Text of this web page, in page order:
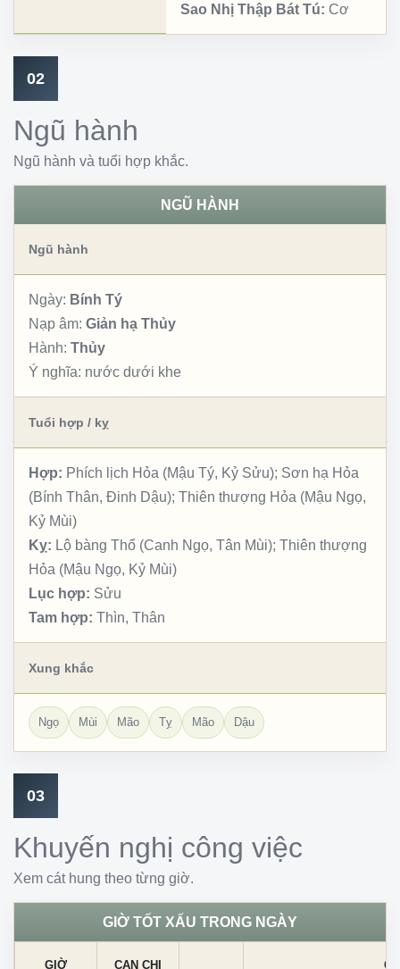
Sao Nhị Thập Bát Tú: Cơ
02
Ngũ hành
Ngũ hành và tuổi hợp khắc.
NGŨ HÀNH
Ngũ hành
Ngày: Bính Tý
Nạp âm: Giản hạ Thủy
Hành: Thủy
Ý nghĩa: nước dưới khe
Tuổi hợp / kỵ
Hợp: Phích lịch Hỏa (Mậu Tý, Kỷ Sửu); Sơn hạ Hỏa
(Bính Thân, Đinh Dậu); Thiên thượng Hỏa (Mậu Ngọ,
Kỷ Mùi)
Kỵ: Lộ bàng Thổ (Canh Ngọ, Tân Mùi); Thiên thượng
Hỏa (Mậu Ngọ, Kỷ Mùi)
Lục hợp: Sửu
Tam hợp: Thìn, Thân
Xung khắc
Ngọ Mùi Mão Tỵ Mão Dậu
03
Khuyến nghị công việc
Xem cát hung theo từng giờ.
GIỜ TỐT XẤU TRONG NGÀY
GIỜ CAN CHI